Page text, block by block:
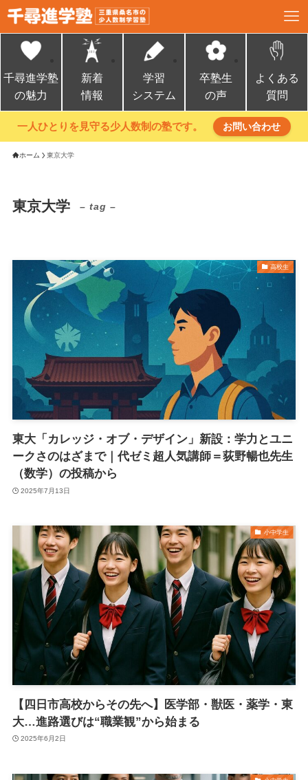
千尋進学塾
の魅力
新着
情報
学習
システム
卒塾生
の声
よくある
質問
一人ひとりを見守る少人数制の塾です。 お問い合わせ
ホーム 東京大学
東京大学 – tag –
高校生
東大「カレッジ・オブ・デザイン」新設：学力とユニ
ークさのはざまで｜代ゼミ超人気講師＝荻野暢也先生
（数学）の投稿から
2025年7月13日
小中学生
【四日市高校からその先へ】医学部・獣医・薬学・東
大…進路選びは“職業観”から始まる
2025年6月2日